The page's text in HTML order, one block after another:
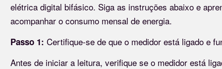
elétrica digital bifásico. Siga as instruções abaixo e
acompanhar o consumo mensal de energia.
Passo 1: Certifique-se de que o medidor está ligado e
Antes de iniciar a leitura, verifique se o medidor está